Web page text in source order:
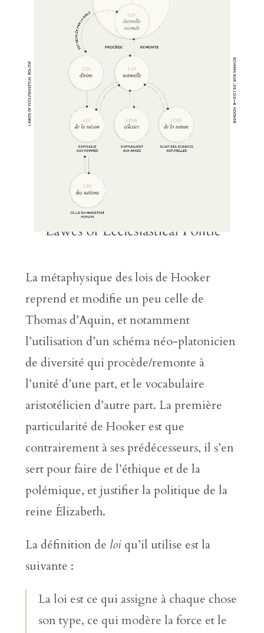
La métaphysique des lois de Hooker
reprend et modifie un peu celle de
Thomas d’Aquin, et notamment
l’utilisation d’un schéma néo-platonicien
de diversité qui procède/remonte à
l’unité d’une part, et le vocabulaire
aristotélicien d’autre part. La première
particularité de Hooker est que
contrairement à ses prédécesseurs, il s’en
sert pour faire de l’éthique et de la
polémique, et justifier la politique de la
reine Élizabeth.
La définition de loi qu’il utilise est la
suivante :
La loi est ce qui assigne à chaque chose
son type, ce qui modère la force et le